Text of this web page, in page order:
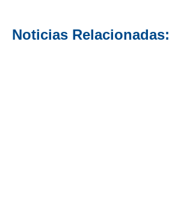
Noticias Relacionadas: